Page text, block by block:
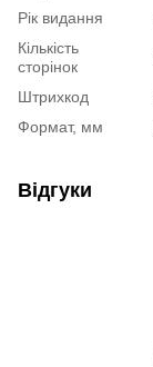
Рік видання
Кількість
сторінок
Штрихкод
Формат, мм
Відгуки